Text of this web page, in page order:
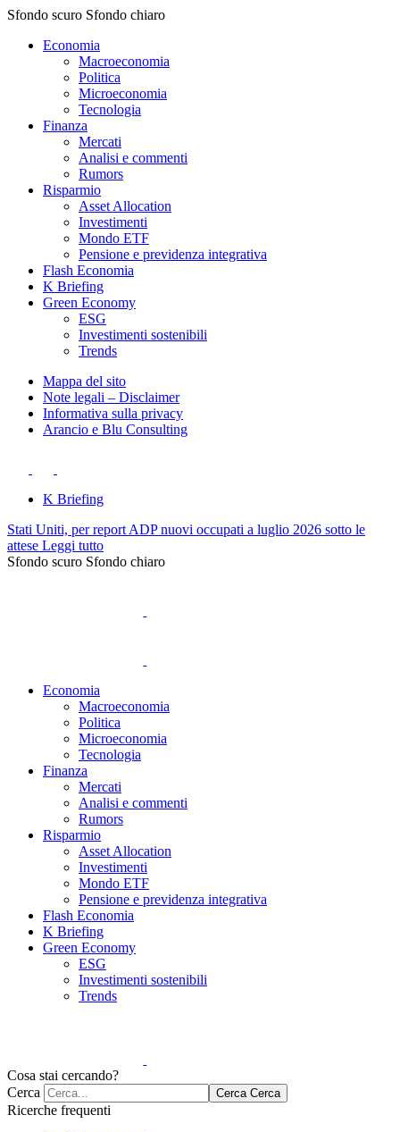
Sfondo scuro Sfondo chiaro
Economia
Macroeconomia
Politica
Microeconomia
Tecnologia
Finanza
Mercati
Analisi e commenti
Rumors
Risparmio
Asset Allocation
Investimenti
Mondo ETF
Pensione e previdenza integrativa
Flash Economia
K Briefing
Green Economy
ESG
Investimenti sostenibili
Trends
Mappa del sito
Note legali – Disclaimer
Informativa sulla privacy
Arancio e Blu Consulting
K Briefing
Stati Uniti, per report ADP nuovi occupati a luglio 2026 sotto le
attese Leggi tutto
Sfondo scuro Sfondo chiaro
Economia
Macroeconomia
Politica
Microeconomia
Tecnologia
Finanza
Mercati
Analisi e commenti
Rumors
Risparmio
Asset Allocation
Investimenti
Mondo ETF
Pensione e previdenza integrativa
Flash Economia
K Briefing
Green Economy
ESG
Investimenti sostenibili
Trends
Cosa stai cercando?
Cerca
Cerca Cerca
Ricerche frequenti